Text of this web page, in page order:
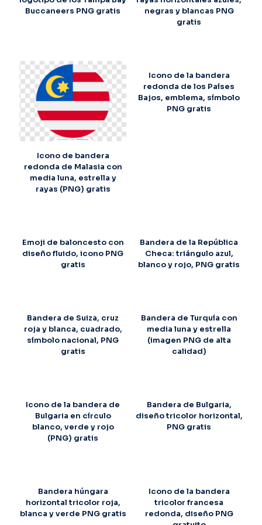
Buccaneers PNG gratis
negras y blancas PNG
gratis
Icono de bandera
redonda de Malasia con
media luna, estrella y
rayas (PNG) gratis
Icono de la bandera
redonda de los Países
Bajos, emblema, símbolo
PNG gratis
Emoji de baloncesto con
diseño fluido, icono PNG
gratis
Bandera de la República
Checa: triángulo azul,
blanco y rojo, PNG gratis
Bandera de Suiza, cruz
roja y blanca, cuadrado,
símbolo nacional, PNG
gratis
Bandera de Turquía con
media luna y estrella
(imagen PNG de alta
calidad)
Icono de la bandera de
Bulgaria en círculo
blanco, verde y rojo
(PNG) gratis
Bandera de Bulgaria,
diseño tricolor horizontal,
PNG gratis
Bandera húngara
horizontal tricolor roja,
blanca y verde PNG gratis
Icono de la bandera
tricolor francesa
redonda, diseño PNG